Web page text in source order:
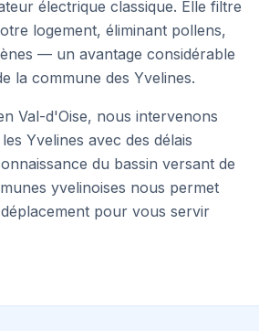
électrique classique. Elle filtre
logement, éliminant pollens,
— un avantage considérable
la commune des Yvelines.
Val-d'Oise, nous intervenons
Yvelines avec des délais
du bassin versant de
yvelinoises nous permet
pour vous servir